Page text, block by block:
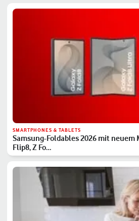
SMARTPHONES & TABLETS
Samsung-Foldables 2026 mit neuem
Flip8, Z Fo…